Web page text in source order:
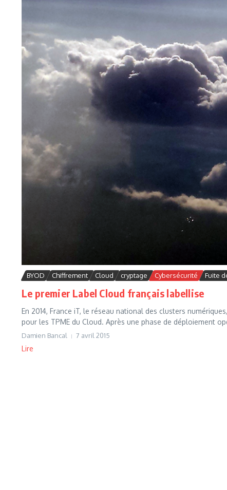
BYOD Chiffrement Cloud cryptage Cybersécurité Fuite
Le premier Label Cloud français labellise
En 2014, France iT, le réseau national des clusters
pour les TPME du Cloud. Après une phase de déploiement
Damien Bancal 7 avril 2015
Lire